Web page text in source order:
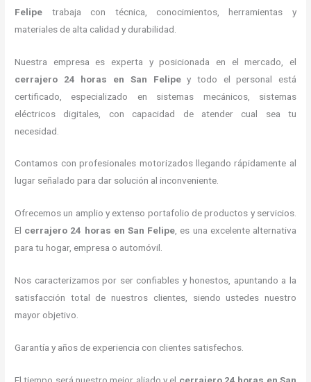
Felipe trabaja con técnica, conocimientos, herramientas y
materiales de alta calidad y durabilidad.
Nuestra empresa es experta y posicionada en el mercado, el
cerrajero 24 horas en San Felipey todo el personal está
certificado, especializado en sistemas mecánicos, sistemas
eléctricos digitales, con capacidad de atender cual sea tu
necesidad.
Contamos con profesionales motorizados llegando rápidamente al
lugar señalado para dar solución al inconveniente.
Ofrecemos un amplio y extenso portafolio de productos y servicios.
El cerrajero 24 horas en San Felipe, es una excelente alternativa
para tu hogar, empresa o automóvil.
Nos caracterizamos por ser confiables y honestos, apuntando a la
satisfacción total de nuestros clientes, siendo ustedes nuestro
mayor objetivo.
Garantía y años de experiencia con clientes satisfechos.